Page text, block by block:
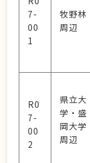
7-
00
1
牧野林
周辺
R0
7-
00
2
県立大
学・盛
岡大学
周辺